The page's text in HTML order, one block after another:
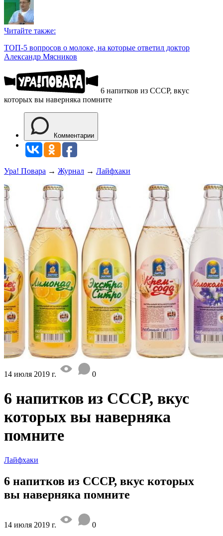
Читайте также:
ТОП-5 вопросов о молоке, на которые ответил доктор
Александр Мясников
6 напитков из СССР, вкус
которых вы наверняка помните
Комментарии
Ура! Повара → Журнал → Лайфхаки
14 июля 2019 г. 0
6 напитков из СССР, вкус
которых вы наверняка
помните
Лайфхаки
6 напитков из СССР, вкус которых
вы наверняка помните
14 июля 2019 г. 0